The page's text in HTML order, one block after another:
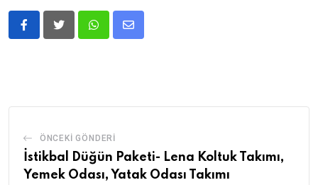
ÖNCEKI GÖNDERI
İstikbal Düğün Paketi- Lena Koltuk Takımı,
Yemek Odası, Yatak Odası Takımı